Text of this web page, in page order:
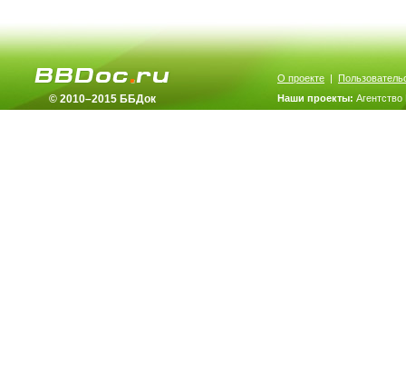
© 2010–2015 ББДок
О проекте |
Наши проекты: